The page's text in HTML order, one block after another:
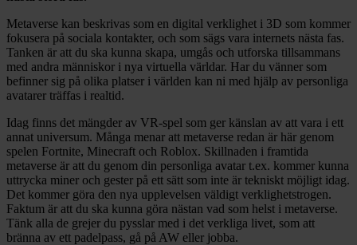
Metaverse kan beskrivas som en digital verklighet i 3D som kommer
fokusera på sociala kontakter, och som sägs vara internets nästa fas.
Tanken är att du ska kunna skapa, umgås och utforska tillsammans
med andra människor i nya virtuella världar. Har du vänner som
befinner sig på olika platser i världen kan ni med hjälp av personliga
avatarer träffas i realtid.
Idag finns det mängder av VR-spel som ger känslan av att vara i ett
annat universum. Många menar att metaverse redan är här genom
spelen Fortnite, Minecraft och Roblox. Skillnaden i framtida
metaverse är att du genom din personliga avatar t.ex. kommer kunna
uttrycka miner och gester på ett sätt som inte är tekniskt möjligt idag.
Det kommer göra den nya upplevelsen väldigt verklighetstrogen.
Faktum är att du ska kunna göra nästan vad som helst i metaverse.
Tänk alla de grejer du pysslar med i det verkliga livet, som att
bränna av ett padelpass, gå på AW eller jobba.